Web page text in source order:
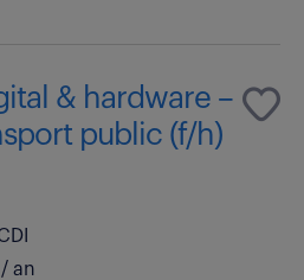
& hardware –
public (f/h)
an